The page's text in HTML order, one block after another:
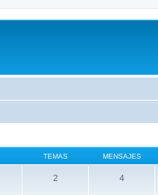
TEMAS MENSAJES
2 4